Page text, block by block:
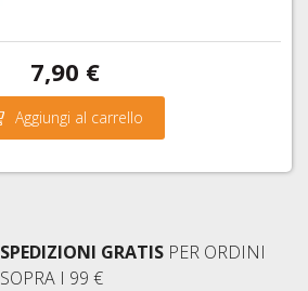
7,90 €
Aggiungi al carrello
SPEDIZIONI GRATIS PER ORDINI
SOPRA I 99 €